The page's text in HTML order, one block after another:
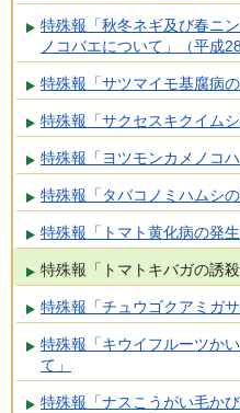
特殊報「秋冬ネギ及び春ニ
ノコバエについて」（平成
特殊報「サツマイモ基腐病の
特殊報「サクセスキクイムシ
特殊報「ヨツモンカメノコ
特殊報「タバコノミハムシの
特殊報「トマト黄化病の発
特殊報「トマトキバガの誘殺
特殊報「チュウゴクアミガ
特殊報「キウイフルーツか
て」
特殊報「ナスこうがい毛か